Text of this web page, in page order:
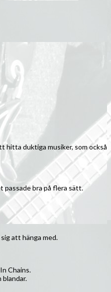
hitta duktiga musiker, som också
passade bra på flera sätt.
att hänga med.
Chains.
blandar.